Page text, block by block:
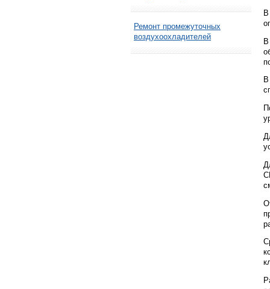
Ремонт промежуточных
воздухоохладителей
В